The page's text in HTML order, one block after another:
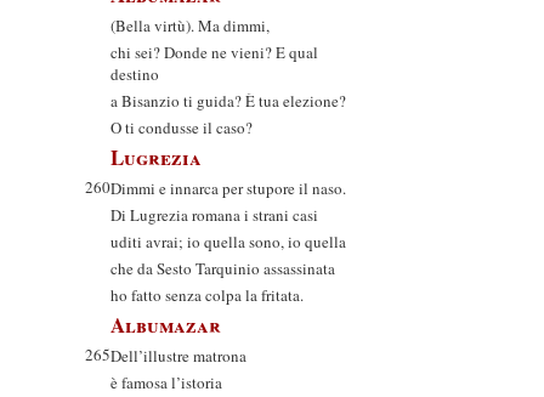
(Bella virtù). Ma dimmi,
chi sei? Donde ne vieni? E qual
destino
a Bisanzio ti guida? È tua elezione?
O ti condusse il caso?
Lugrezia
260Dimmi e innarca per stupore il naso.
Di Lugrezia romana i strani casi
uditi avrai; io quella sono, io quella
che da Sesto Tarquinio assassinata
ho fatto senza colpa la fritata.
Albumazar
265Dell’illustre matrona
è famosa l’istoria